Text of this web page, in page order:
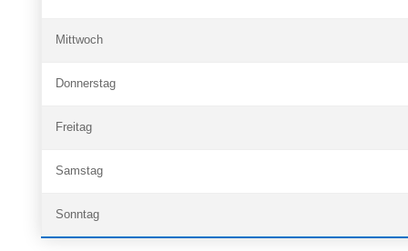
Mittwoch
Donnerstag
Freitag
Samstag
Sonntag